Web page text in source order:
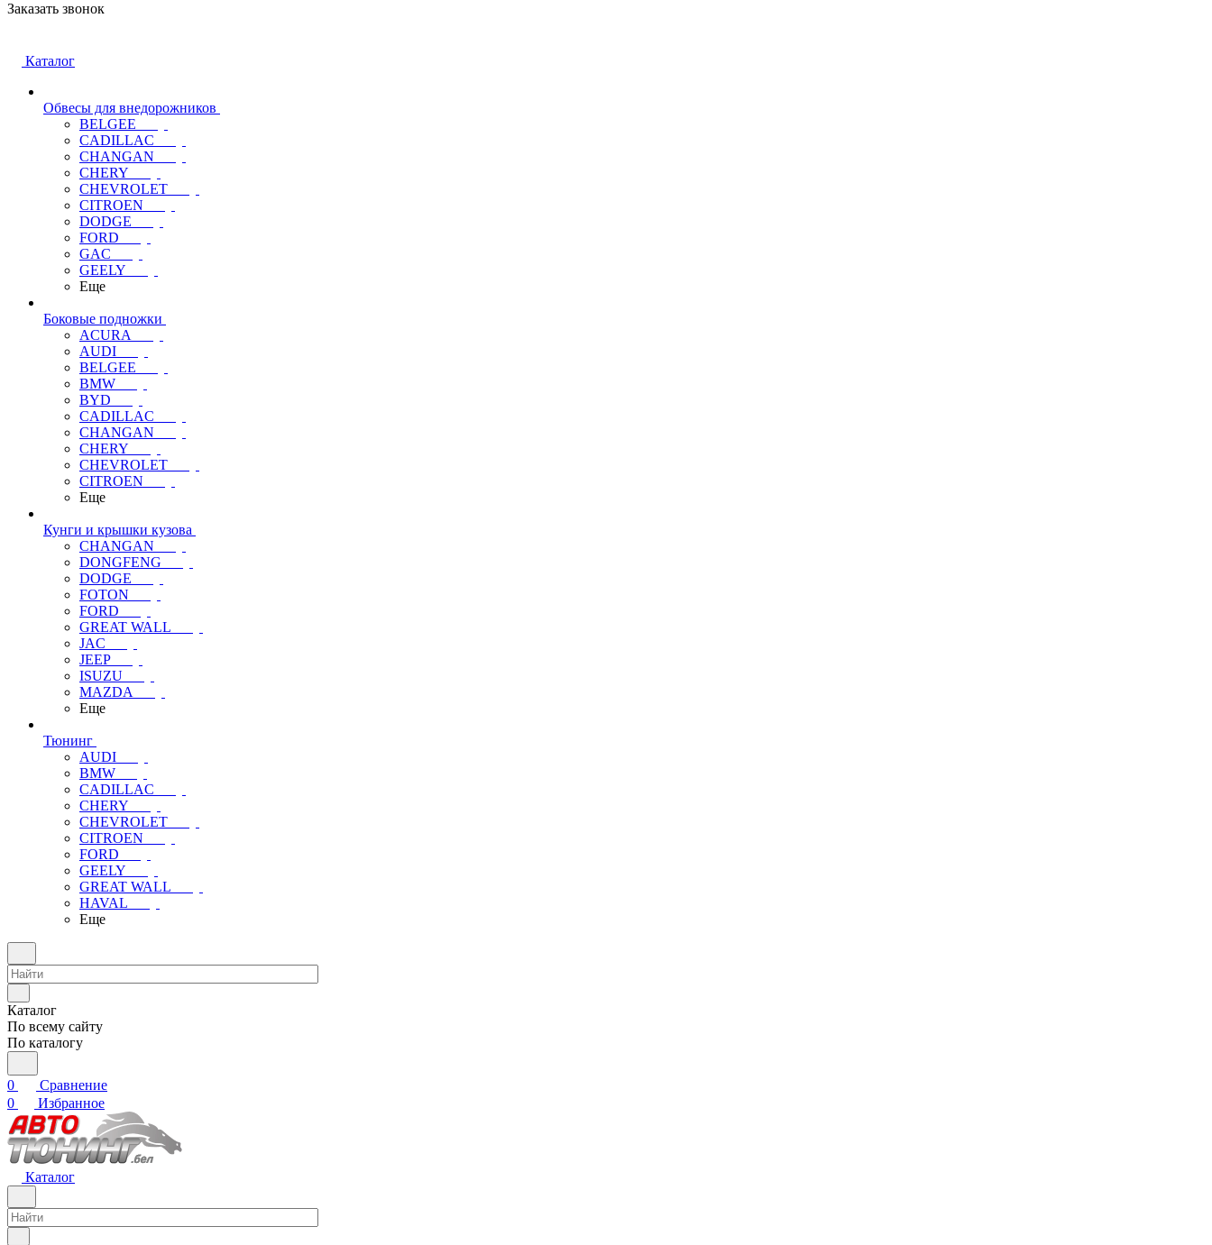
Заказать звонок
Каталог
Обвесы для внедорожников
BELGEE
CADILLAC
CHANGAN
CHERY
CHEVROLET
CITROEN
DODGE
FORD
GAC
GEELY
Еще
Боковые подножки
ACURA
AUDI
BELGEE
BMW
BYD
CADILLAC
CHANGAN
CHERY
CHEVROLET
CITROEN
Еще
Кунги и крышки кузова
CHANGAN
DONGFENG
DODGE
FOTON
FORD
GREAT WALL
JAC
JEEP
ISUZU
MAZDA
Еще
Тюнинг
AUDI
BMW
CADILLAC
CHERY
CHEVROLET
CITROEN
FORD
GEELY
GREAT WALL
HAVAL
Еще
Каталог
По всему сайту
По каталогу
0
Сравнение
0
Избранное
Каталог